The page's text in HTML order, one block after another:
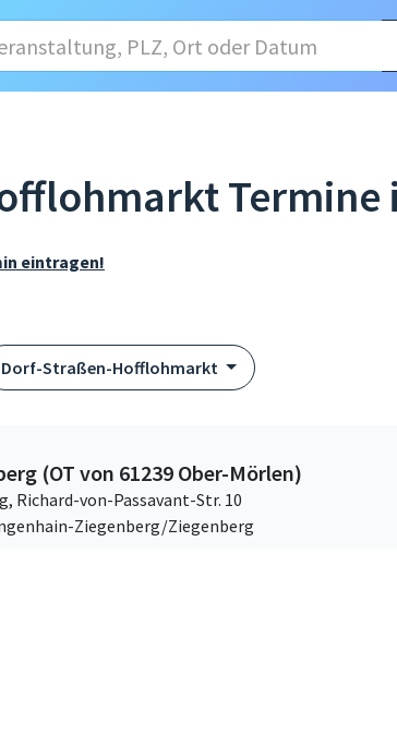
Termine
eintragen!
Dorf-Straßen-Hofflohmarkt
(OT von 61239 Ober-Mörlen)
Richard-von-Passavant-Str. 10
Ziegenberg/Ziegenberg